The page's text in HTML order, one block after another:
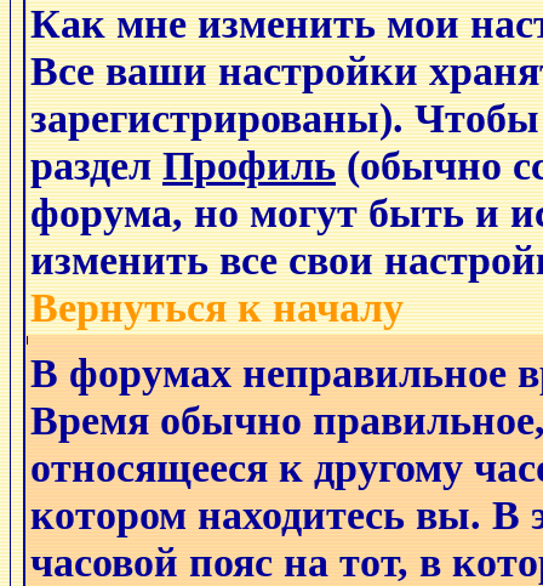
Как мне изменить мои
Все ваши настройки
зарегистрированы).
разделПрофиль(обычно
форума, но могут быть и
изменить все свои
Вернуться к началу
В форумах неправильное
Время обычно
относящееся к другому
котором находитесь вы. В
часовой пояс на тот, в